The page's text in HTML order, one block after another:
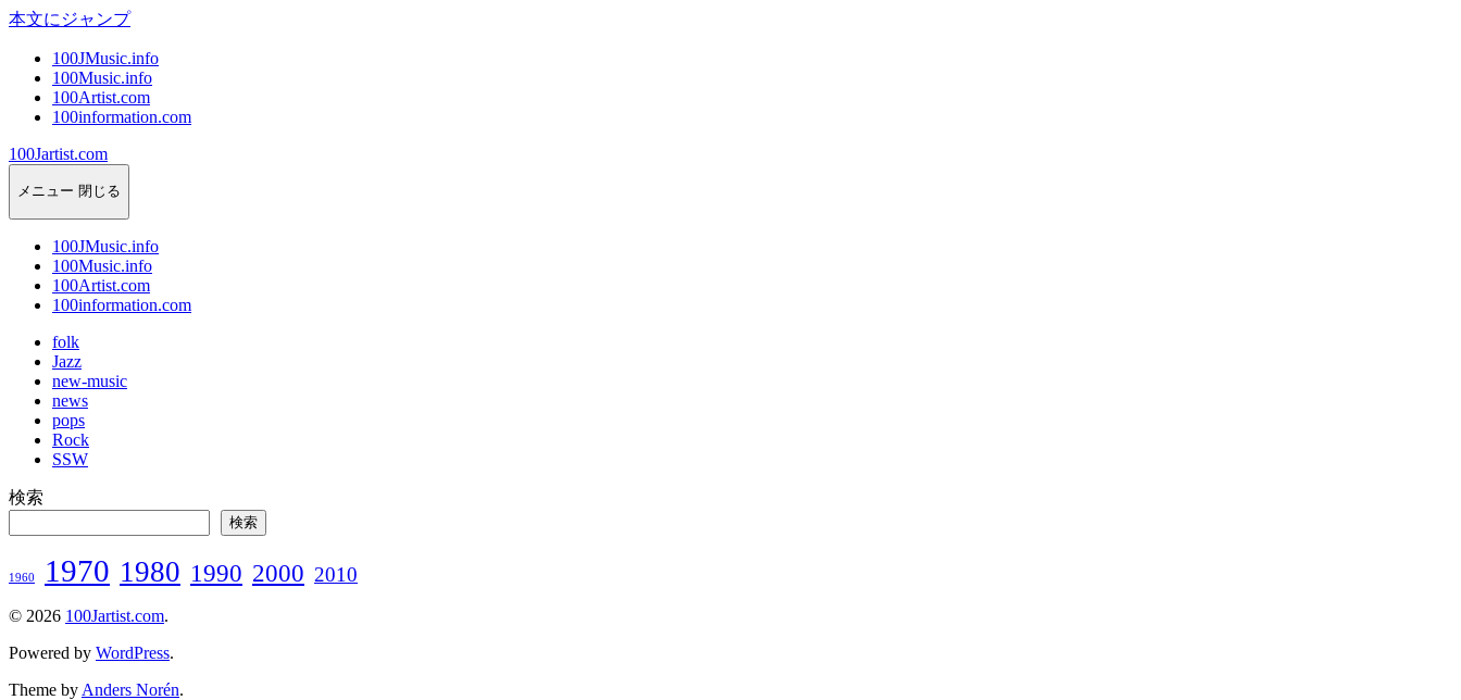
本文にジャンプ
100JMusic.info
100Music.info
100Artist.com
100information.com
100Jartist.com
メニュー 閉じる
100JMusic.info
100Music.info
100Artist.com
100information.com
folk
Jazz
new-music
news
pops
Rock
SSW
検索
検索
1960 1970 1980 1990 2000 2010
© 2026 100Jartist.com.
Powered by WordPress.
Theme by Anders Norén.